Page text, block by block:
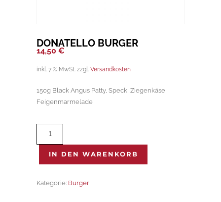
DONATELLO BURGER
14,50 €
inkl. 7 % MwSt. zzgl. Versandkosten
150g Black Angus Patty, Speck, Ziegenkäse,
Feigenmarmelade
MengeIN DEN WARENKORB
Kategorie: Burger